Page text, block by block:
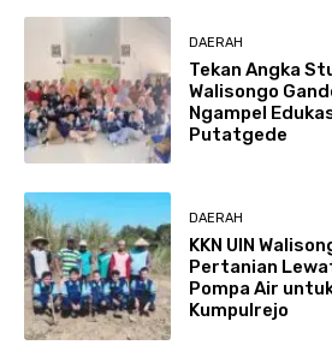
DAERAH
Tekan Angka
Walisongo
Ngampel
Putatgede
DAERAH
KKN UIN
Pertanian
Pompa Air
Kumpulrejo